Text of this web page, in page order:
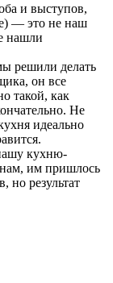
и выступов,
— это не наш
нашли
решили делать
он все
такой, как
Не
идеально
кухню-
им пришлось
но результат